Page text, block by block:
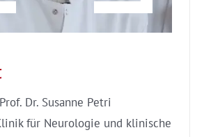
Prof. Dr. Susanne Petri
für Neurologie und klinische